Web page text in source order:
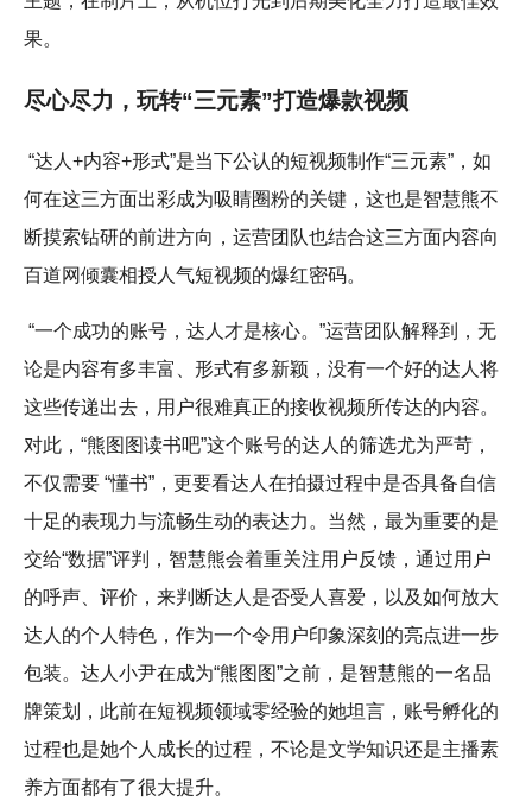
果。
尽心尽力，玩转“三元素”打造爆款视频
“达人+内容+形式”是当下公认的短视频制作“三元素”，如
何在这三方面出彩成为吸睛圈粉的关键，这也是智慧熊不
断摸索钻研的前进方向，运营团队也结合这三方面内容向
百道网倾囊相授人气短视频的爆红密码。
“一个成功的账号，达人才是核心。”运营团队解释到，无
论是内容有多丰富、形式有多新颖，没有一个好的达人将
这些传递出去，用户很难真正的接收视频所传达的内容。
对此，“熊图图读书吧”这个账号的达人的筛选尤为严苛，
不仅需要 “懂书”，更要看达人在拍摄过程中是否具备自信
十足的表现力与流畅生动的表达力。当然，最为重要的是
交给“数据”评判，智慧熊会着重关注用户反馈，通过用户
的呼声、评价，来判断达人是否受人喜爱，以及如何放大
达人的个人特色，作为一个令用户印象深刻的亮点进一步
包装。达人小尹在成为“熊图图”之前，是智慧熊的一名品
牌策划，此前在短视频领域零经验的她坦言，账号孵化的
过程也是她个人成长的过程，不论是文学知识还是主播素
养方面都有了很大提升。